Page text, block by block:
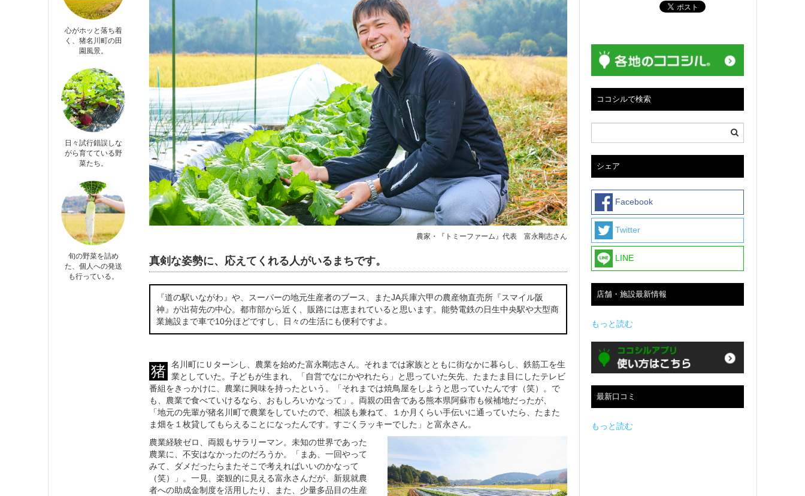
心がホッと落ち着
く、猪名川町の田
園風景。
日々試行錯誤しな
がら育てている野
菜たち。
旬の野菜を詰め
た、個人への発送
も行っている。
農家・『トミーファーム』代表 富永剛志さん
真剣な姿勢に、応えてくれる人がいるまちです。
『道の駅いながわ』や、スーパーの地元生産者のブース、またJA兵庫六甲の農産物直売所『スマイル阪
神』が出荷先の中心。都市部から近く、販路には恵まれていると思います。能勢電鉄の日生中央駅や大型商
業施設まで車で10分ほどですし、日々の生活にも便利ですよ。
猪 名川町にＵターンし、農業を始めた富永剛志さん。それまでは家族とともに街なかに暮らし、鉄筋工を生
業としていた。子どもが生まれ、「自営でなにかやれたら」と思っていた矢先、たまたま目にしたテレビ
番組をきっかけに、農業に興味を持ったという。「それまでは焼鳥屋をしようと思っていたんです（笑）。で
も、農業で食べていけるなら、おもしろいかなって」。両親の田舎である熊本県阿蘇市も候補地だったが、
「地元の先輩が猪名川町で農業をしていたので、相談も兼ねて、１か月くらい手伝いに通っていたら、たまた
ま畑を１枚貸してもらえることになったんです。すごくラッキーでした」と富永さん。
農業経験ゼロ、両親もサラリーマン。未知の世界であった
農業に、不安はなかったのだろうか。「まあ、一回やって
みて、ダメだったらまたそこで考えればいいのかなって
（笑）」。一見、楽観的に見える富永さんだが、新規就農
者への助成金制度を活用したり、また、少量多品目の生産
ココシルで検索
シェア
Facebook
Twitter
LINE
店舗・施設最新情報
もっと読む
最新口コミ
もっと読む